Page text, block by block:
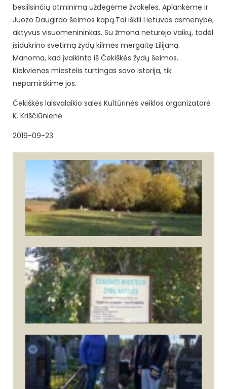
besiilsinčių atminimą uždegėme žvakeles. Aplankėme ir
Juozo Daugirdo šeimos kapą.Tai iškili Lietuvos asmenybė,
aktyvus visuomenininkas. Su žmona neturėjo vaikų, todėl
įsidukrino svetimą žydų kilmės mergaitę Lilijaną.
Manoma, kad įvaikinta iš Čekiškės žydų šeimos.
Kiekvienas miestelis turtingas savo istorija, tik
nepamirškime jos.
Čekiškės laisvalaikio salės Kultūrinės veiklos organizatorė
K. Kriščiūnienė
2019-09-23